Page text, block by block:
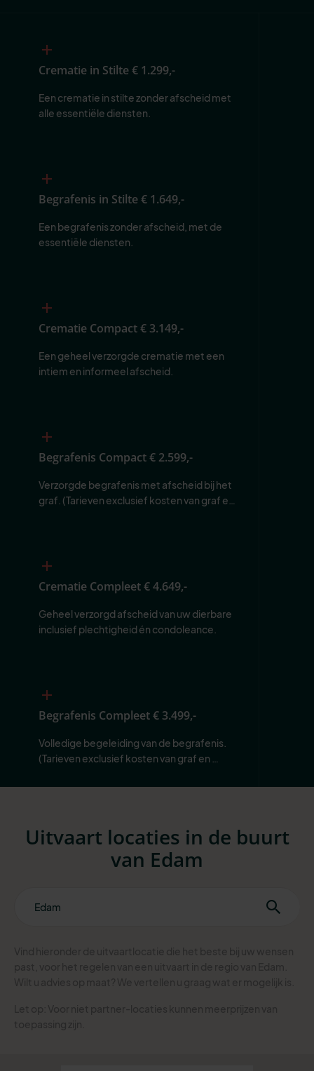
Crematie in Stilte€ 1.299,-
Een crematie in stilte zonder afscheid met
alle essentiële diensten.
Begrafenis in Stilte€ 1.649,-
Een begrafenis zonder afscheid, met de
essentiële diensten.
Crematie Compact€ 3.149,-
Een geheel verzorgde crematie met een
intiem en informeel afscheid.
Begrafenis Compact€ 2.599,-
Verzorgde begrafenis met afscheid bij het
graf. (Tarieven exclusief kosten van graf en
Crematie Compleet€ 4.649,-
Geheel verzorgd afscheid van uw dierbare
inclusief plechtigheid én condoleance.
Begrafenis Compleet€ 3.499,-
Volledige begeleiding van de begrafenis.
(Tarieven exclusief kosten van graf en
Uitvaart locaties in de buurt
van Edam